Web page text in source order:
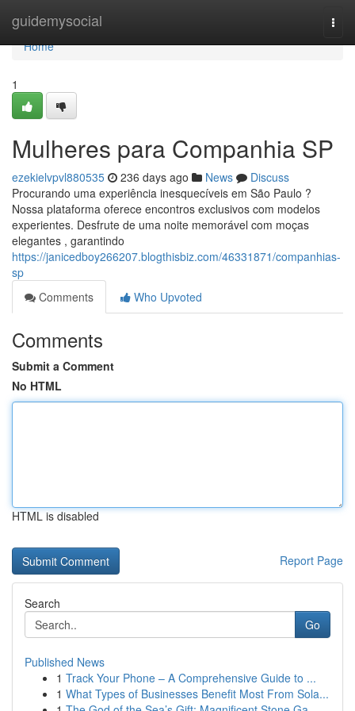
guidemysocial
Home
Home
1
Mulheres para Companhia SP
ezekielvpvl880535 236 days ago News
Discuss
Procurando uma experiência inesquecíveis em São Paulo ?
Nossa plataforma oferece encontros exclusivos com modelos
experientes. Desfrute de uma noite memorável com moças
elegantes , garantindo
https://janicedboy266207.blogthisbiz.com/46331871/companhias-
sp
Comments
Who Upvoted
Comments
Submit a Comment
No HTML
HTML is disabled
Report Page
Search
Go
Published News
1 Track Your Phone – A Comprehensive Guide to ...
1 What Types of Businesses Benefit Most From Sola...